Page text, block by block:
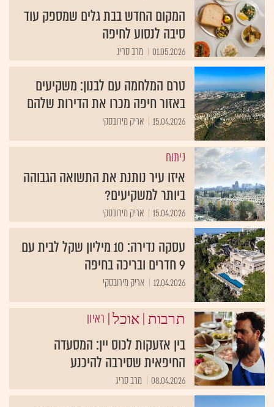
המקום החדש בבת גלים שמספק עוד
סיבה לנסוע לחיפה
01.05.2026 מרב סריג
טרם המלחמה עם לבנון: משקיעים
באזור חיפה מכרו את הדירות שלהם
15.04.2026 אריק מירובסקי
ניתוח
איזו עיר נותנת את התשואה הגבוהה
ביותר למשקיעים?
15.04.2026 אריק מירובסקי
עסקה נדירה: 10 מיליון שקל לבית עם
9 חדרים ובריכה בחיפה
12.04.2026 אריק מירובסקי
תרבות | אוכל| ראיון
בין אזעקות לכוס יין: המסעדה
החיפאית שסירבה להיכנע
08.04.2026 מרב סריג